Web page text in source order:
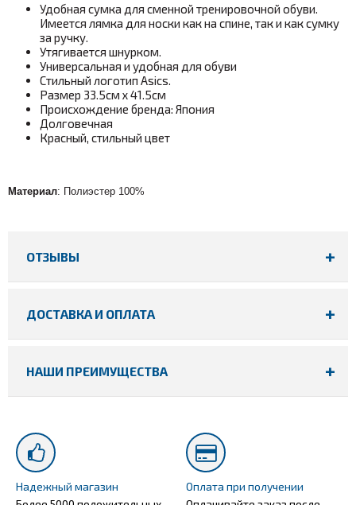
Удобная сумка для сменной тренировочной обуви.
Имеется лямка для носки как на спине, так и как сумку
за ручку.
Утягивается шнурком.
Универсальная и удобная для обуви
Стильный логотип Asics.
Размер 33.5см х 41.5см
Происхождение бренда: Япония
Долговечная
Красный, стильный цвет
Материал: Полиэстер 100%
ОТЗЫВЫ
ДОСТАВКА И ОПЛАТА
НАШИ ПРЕИМУЩЕСТВА
Надежный магазин
Оплата при получении